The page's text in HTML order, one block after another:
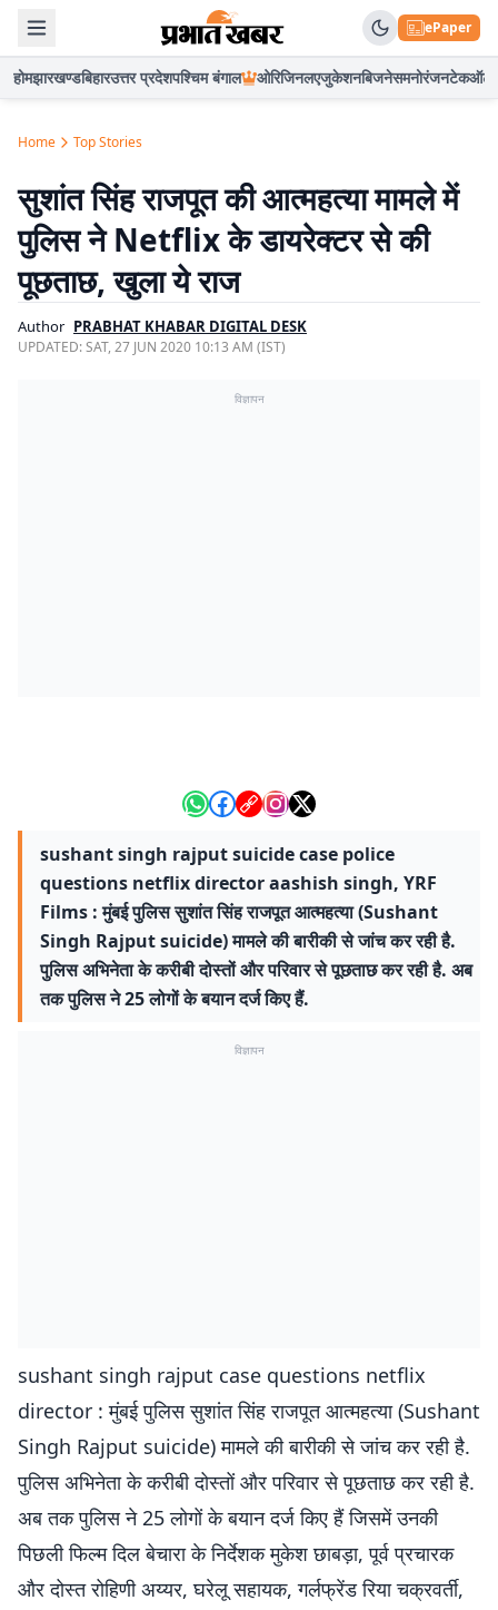
ePaper
होमझारखण्डबिहारउत्तर प्रदेशपश्चिम बंगाल ओरिजिनलएजुकेशनबिजनेसमनोरंजनटेकऑटो
Home Top Stories
सुशांत‍ सिंह राजपूत की आत्‍महत्‍या मामले में
पुलिस ने Netflix के डायरेक्‍टर से की
पूछताछ, खुला ये राज
Author PRABHAT KHABAR DIGITAL DESK
UPDATED:SAT, 27 JUN 2020 10:13 AM (IST)
विज्ञापन
sushant singh rajput suicide case police
questions netflix director aashish singh, YRF
Films : मुंबई पुलिस सुशांत सिंह राजपूत आत्महत्‍या (Sushant
Singh Rajput suicide) मामले की बारीकी से जांच कर रही है.
पुलिस अभिनेता के करीबी दोस्तों और परिवार से पूछताछ कर रही है. अब
तक पुलिस ने 25 लोगों के बयान दर्ज किए हैं.
विज्ञापन
sushant singh rajput case questions netflix
director : मुंबई पुलिस सुशांत सिंह राजपूत आत्महत्‍या (Sushant
Singh Rajput suicide) मामले की बारीकी से जांच कर रही है.
पुलिस अभिनेता के करीबी दोस्तों और परिवार से पूछताछ कर रही है.
अब तक पुलिस ने 25 लोगों के बयान दर्ज किए हैं जिसमें उनकी
पिछली फिल्म दिल बेचारा के निर्देशक मुकेश छाबड़ा, पूर्व प्रचारक
और दोस्त रोहिणी अय्यर, घरेलू सहायक, गर्लफ्रेंड रिया चक्रवर्ती,